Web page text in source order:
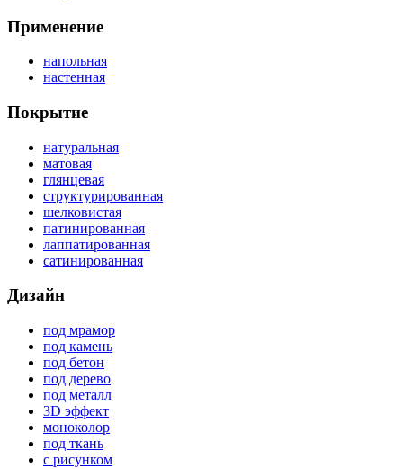
Применение
напольная
настенная
Покрытие
натуральная
матовая
глянцевая
структурированная
шелковистая
патинированная
лаппатированная
сатинированная
Дизайн
под мрамор
под камень
под бетон
под дерево
под металл
3D эффект
моноколор
под ткань
с рисунком